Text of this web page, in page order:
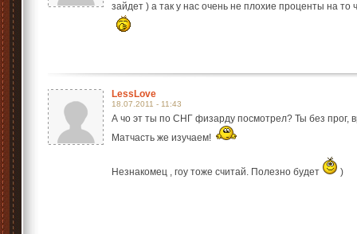
зайдет ) а так у нас очень не плохие проценты на то
LessLove
18.07.2011 - 11:43
А чо эт ты по СНГ физарду посмотрел? Ты без прог,
Матчасть же изучаем!
Незнакомец , гоу тоже считай. Полезно будет )